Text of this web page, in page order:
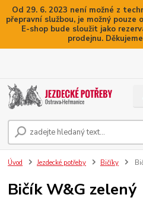
Od 29. 6. 2023 není možné z
přepravní službou, je možný pouze
E-shop bude sloužit jako
prodejnu.
Úvod Jezdecké potřeby Bičíky
Bičík W&G zelený